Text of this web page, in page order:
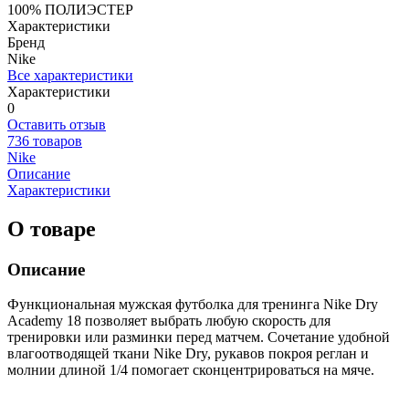
100% ПОЛИЭСТЕР
Характеристики
Бренд
Nike
Все характеристики
Характеристики
0
Оставить отзыв
736 товаров
Nike
Описание
Характеристики
О товаре
Описание
Функциональная мужская футболка для тренинга Nike Dry
Academy 18 позволяет выбрать любую скорость для
тренировки или разминки перед матчем. Сочетание удобной
влагоотводящей ткани Nike Dry, рукавов покроя реглан и
молнии длиной 1/4 помогает сконцентрироваться на мяче.